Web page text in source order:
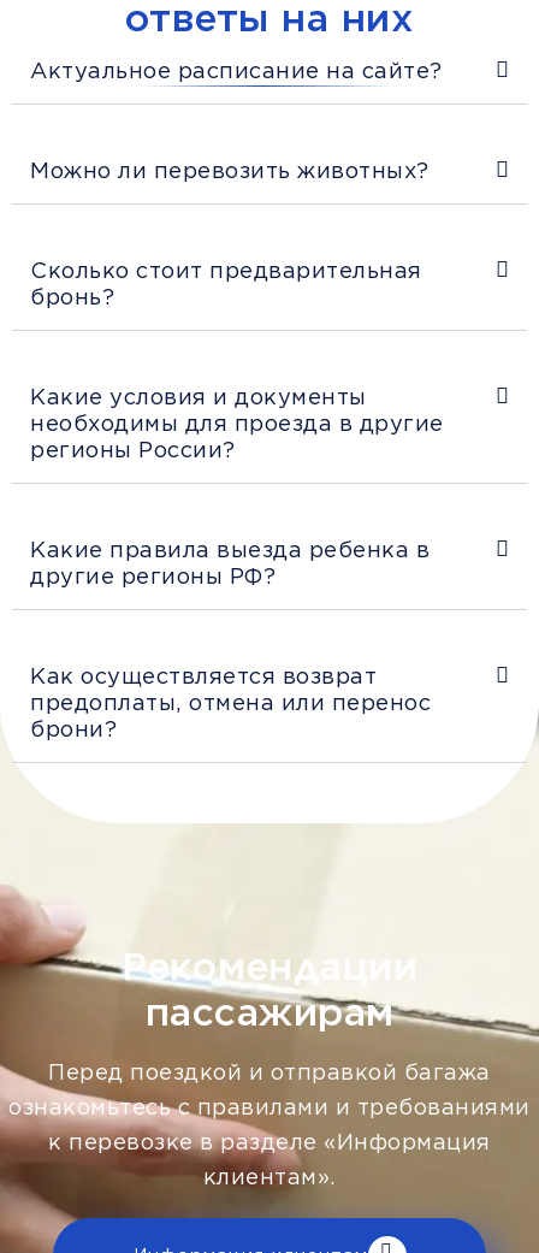
ответы на них
Актуальное расписание на сайте?
Можно ли перевозить животных?
Сколько стоит предварительная
бронь?
Какие условия и документы
необходимы для проезда в другие
регионы России?
Какие правила выезда ребенка в
другие регионы РФ?
Как осуществляется возврат
предоплаты, отмена или перенос
брони?
Рекомендации
пассажирам
Перед поездкой и отправкой багажа
ознакомьтесь с правилами и требованиями
к перевозке в разделе «Информация
клиентам».